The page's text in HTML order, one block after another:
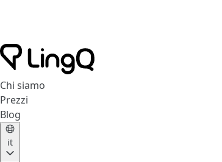
Chi siamo
Prezzi
Blog
it